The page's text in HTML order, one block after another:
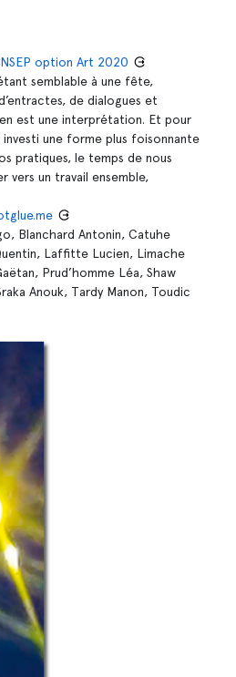
option Art 2020
semblable à une fête,
de dialogues et
est une interprétation. Et pour
une forme plus foisonnante
pratiques, le temps de nous
vers un travail ensemble,
Blanchard Antonin, Catuhe
Laffitte Lucien, Limache
Prud’homme Léa, Shaw
Anouk, Tardy Manon, Toudic